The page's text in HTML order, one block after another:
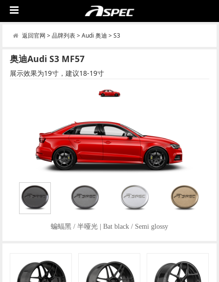
返回官网 > 品牌列表> Audi 奥迪 > S3
奥迪Audi S3 MF57
展示效果为19寸，建议18-19寸
蝙蝠黑 / 半哑光 | Bat black / Semi glossy